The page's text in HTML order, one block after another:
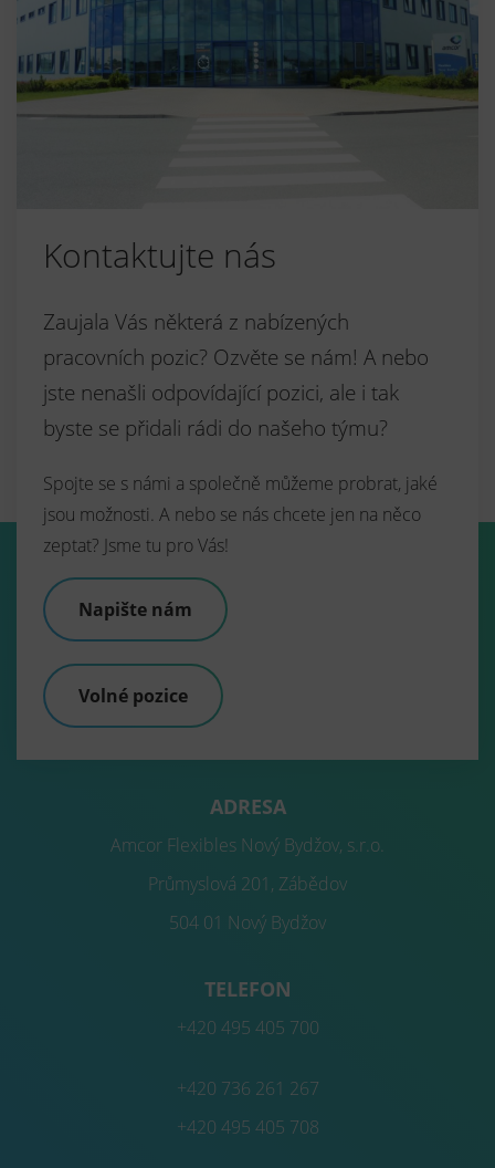
Kontaktujte nás
Zaujala Vás některá z nabízených
pracovních pozic? Ozvěte se nám! A nebo
jste nenašli odpovídající pozici, ale i tak
byste se přidali rádi do našeho týmu?
Spojte se s námi a společně můžeme probrat, jaké
jsou možnosti. A nebo se nás chcete jen na něco
zeptat? Jsme tu pro Vás!
Napište nám
Volné pozice
ADRESA
Amcor Flexibles Nový Bydžov, s.r.o.
Průmyslová 201, Zábědov
504 01 Nový Bydžov
TELEFON
+420 495 405 700
+420 736 261 267
+420 495 405 708